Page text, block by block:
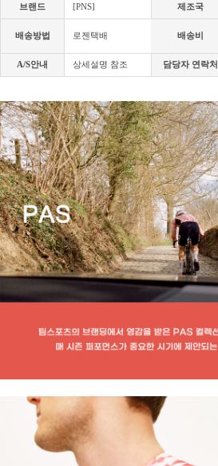
브랜드 [PNS] 제조국
배송방법 로젠택배 배송비
A/S안내 상세설명 참조 담당자 연락처